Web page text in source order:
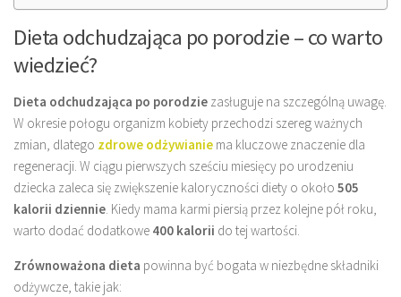
Dieta odchudzająca po porodzie – co warto
wiedzieć?
Dieta odchudzająca po porodzie zasługuje na szczególną uwagę.
W okresie połogu organizm kobiety przechodzi szereg ważnych
zmian, dlatego zdrowe odżywianie ma kluczowe znaczenie dla
regeneracji. W ciągu pierwszych sześciu miesięcy po urodzeniu
dziecka zaleca się zwiększenie kaloryczności diety o około 505
kalorii dziennie. Kiedy mama karmi piersią przez kolejne pół roku,
warto dodać dodatkowe 400 kalorii do tej wartości.
Zrównoważona dieta powinna być bogata w niezbędne składniki
odżywcze, takie jak: